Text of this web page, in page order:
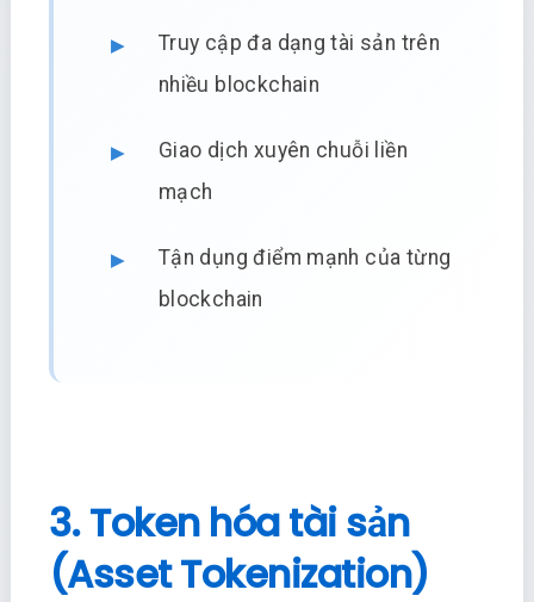
Truy cập đa dạng tài sản trên
nhiều blockchain
Giao dịch xuyên chuỗi liền
mạch
Tận dụng điểm mạnh của từng
blockchain
3. Token hóa tài sản
(Asset Tokenization)